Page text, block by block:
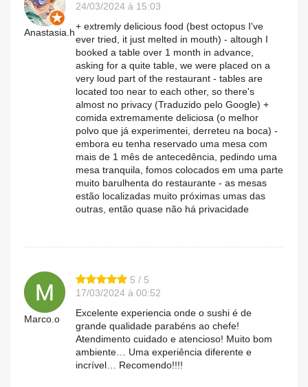
Anastasia.h
24/03/2024 à 15:03
+ extremly delicious food (best octopus I've
ever tried, it just melted in mouth) - altough I
booked a table over 1 month in advance,
asking for a quite table, we were placed on a
very loud part of the restaurant - tables are
located too near to each other, so there's
almost no privacy (Traduzido pelo Google) +
comida extremamente deliciosa (o melhor
polvo que já experimentei, derreteu na boca) -
embora eu tenha reservado uma mesa com
mais de 1 mês de antecedência, pedindo uma
mesa tranquila, fomos colocados em uma parte
muito barulhenta do restaurante - as mesas
estão localizadas muito próximas umas das
outras, então quase não há privacidade
Marco.o
5 / 5
17/03/2024 à 00:52
Excelente experiencia onde o sushi é de
grande qualidade parabéns ao chefe!
Atendimento cuidado e atencioso! Muito bom
ambiente… Uma experiência diferente e
incrível… Recomendo!!!!